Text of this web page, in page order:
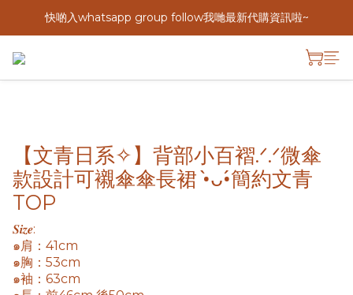
快啲入whatsapp group follow我哋最新代購資訊啦~
【文青日系✧】背部小百褶.ᐟ.ᐟ微傘
款設計可襯傘傘長裙 •̀ᴗ•́簡約文青
TOP
𝑺𝒊𝒛𝒆:
๑肩：41cm
๑胸：53cm
๑袖：63cm